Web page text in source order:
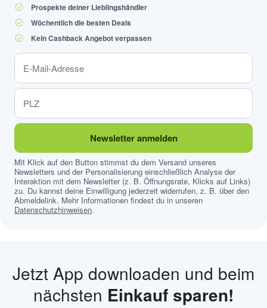
Prospekte deiner Lieblingshändler
Wöchentlich die besten Deals
Kein Cashback Angebot verpassen
Newsletter anmelden
Mit Klick auf den Button stimmst du dem Versand unseres
Newsletters und der Personalisierung einschließlich Analyse der
Interaktion mit dem Newsletter (z. B. Öffnungsrate, Klicks auf Links)
zu. Du kannst deine Einwilligung jederzeit widerrufen, z. B. über den
Abmeldelink. Mehr Informationen findest du in unseren
Datenschutzhinweisen.
Jetzt App downloaden und beim
nächsten Einkauf sparen!